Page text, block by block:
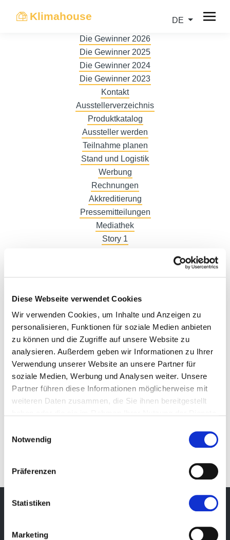
Diese Webseite verwendet Cookies
Wir verwenden Cookies, um Inhalte und Anzeigen zu
personalisieren, Funktionen für soziale Medien anbieten
zu können und die Zugriffe auf unsere Website zu
analysieren. Außerdem geben wir Informationen zu Ihrer
Verwendung unserer Website an unsere Partner für
soziale Medien, Werbung und Analysen weiter. Unsere
Partner führen diese Informationen möglicherweise mit
weiteren Daten zusammen, die Sie ihnen bereitgestellt
Notwendig
Präferenzen
Statistiken
Marketing
Klimahouse DE
Die Gewinner 2026
Die Gewinner 2025
Die Gewinner 2024
Die Gewinner 2023
Kontakt
Ausstellerverzeichnis
Produktkatalog
Aussteller werden
Teilnahme planen
Stand und Logistik
Werbung
Rechnungen
Akkreditierung
Pressemitteilungen
Mediathek
Story 1
DE
Newsletter